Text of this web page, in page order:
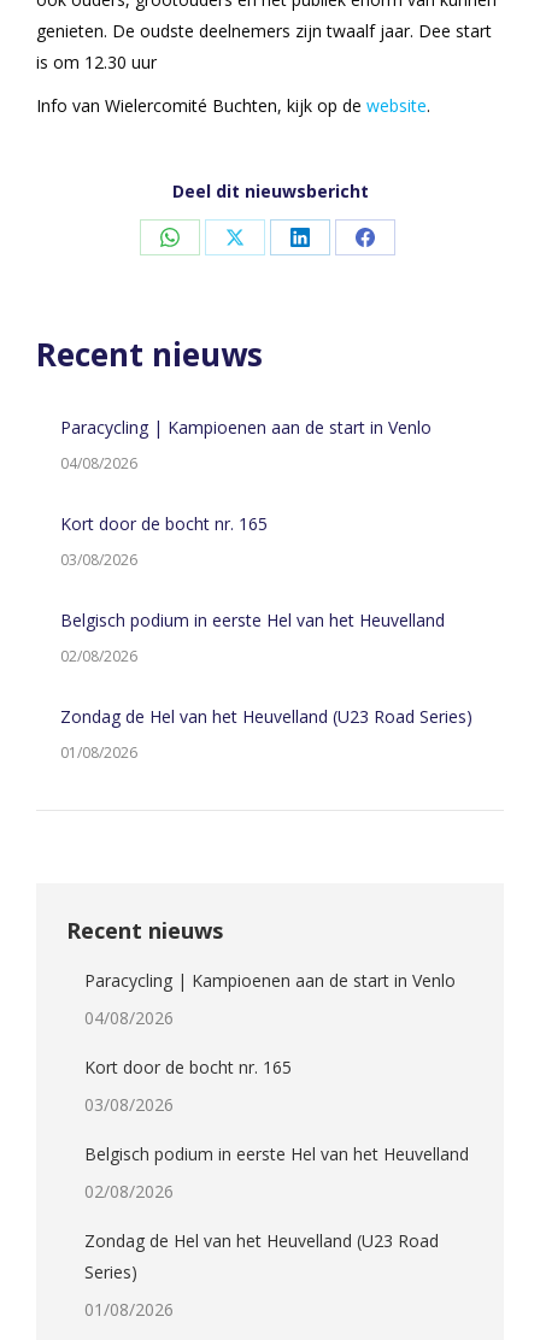
genieten. De oudste deelnemers zijn twaalf jaar. Dee start
is om 12.30 uur
Info van Wielercomité Buchten, kijk op de website.
Deel dit nieuwsbericht
Share Share Share Share
Recent nieuws
Paracycling | Kampioenen aan de start in Venlo
04/08/2026
Kort door de bocht nr. 165
03/08/2026
Belgisch podium in eerste Hel van het Heuvelland
02/08/2026
Zondag de Hel van het Heuvelland (U23 Road Series)
01/08/2026
Recent nieuws
Paracycling | Kampioenen aan de start in Venlo
04/08/2026
Kort door de bocht nr. 165
03/08/2026
Belgisch podium in eerste Hel van het Heuvelland
02/08/2026
Zondag de Hel van het Heuvelland (U23 Road
Series)
01/08/2026